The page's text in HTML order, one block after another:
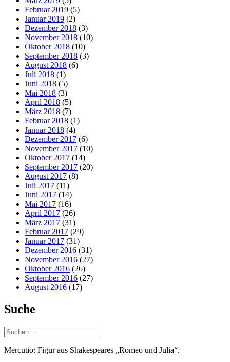
Februar 2019 (5)
Januar 2019 (2)
Dezember 2018 (3)
November 2018 (10)
Oktober 2018 (10)
September 2018 (3)
August 2018 (6)
Juli 2018 (1)
Juni 2018 (5)
Mai 2018 (3)
April 2018 (5)
März 2018 (7)
Februar 2018 (1)
Januar 2018 (4)
Dezember 2017 (6)
November 2017 (10)
Oktober 2017 (14)
September 2017 (20)
August 2017 (8)
Juli 2017 (11)
Juni 2017 (14)
Mai 2017 (16)
April 2017 (26)
März 2017 (31)
Februar 2017 (29)
Januar 2017 (31)
Dezember 2016 (31)
November 2016 (27)
Oktober 2016 (26)
September 2016 (27)
August 2016 (17)
Suche
Suchen
nach:
Mercutio: Figur aus Shakespeares „Romeo und Julia“.